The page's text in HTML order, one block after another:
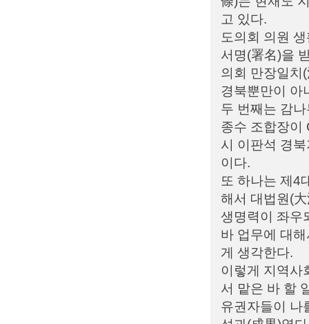
고 있다.
도의회 의원
서명(署名)을
의회 만장일치
경북뿐만이 아
두 번째는 감
종수 조합장이
시 이판석 경
이다.
또 하나는 제4
해서 대법원(
생명력이 좌우
바 업무에 대
게 생각한다.
이렇게 지역사
서 맡은 바 할
유권자들이 나